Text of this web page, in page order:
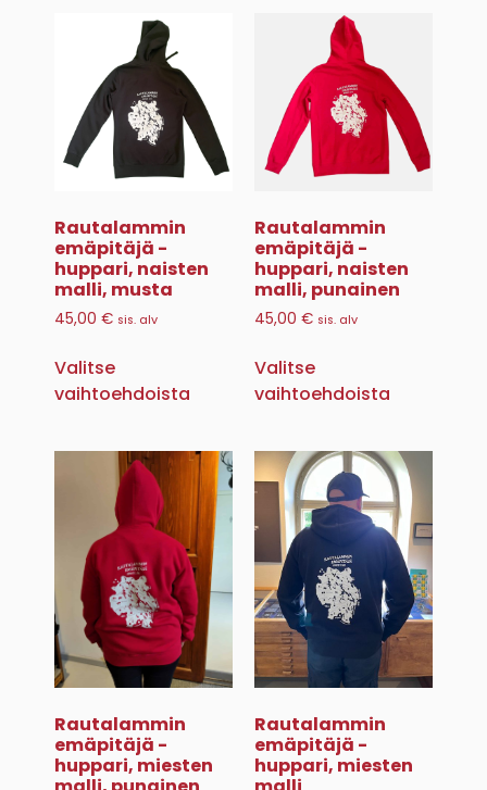
Rautalammin
emäpitäjä -
huppari, naisten
malli, musta
45,00 € sis. alv
Valitse
vaihtoehdoista
Rautalammin
emäpitäjä -
huppari, naisten
malli, punainen
45,00 € sis. alv
Valitse
vaihtoehdoista
Rautalammin
emäpitäjä -
huppari, miesten
Rautalammin
emäpitäjä -
huppari, miesten